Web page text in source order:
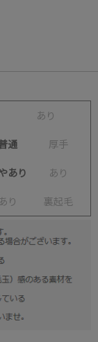
あ り
通 厚手
あり あ り
あ り 裏起毛